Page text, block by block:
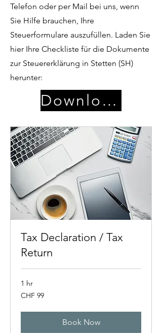
Telefon oder per Mail bei uns, wenn
Sie Hilfe brauchen, Ihre
Steuerformulare auszufüllen. Laden Sie
hier Ihre Checkliste für die Dokumente
zur Steuererklärung in Stetten (SH)
herunter:
Download
Tax Declaration / Tax
Return
1 hr
99
Swiss
CHF 99
Book Now